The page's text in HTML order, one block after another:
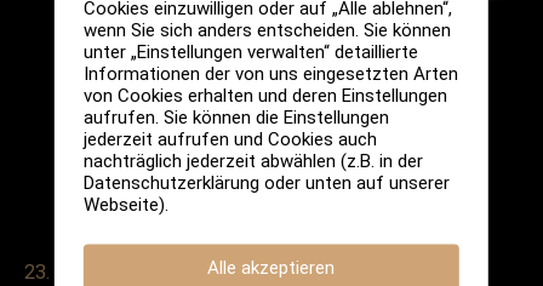
23. Februar 2022
Cookies einzuwilligen oder auf „Alle ablehnen“,
wenn Sie sich anders entscheiden. Sie können
unter „Einstellungen verwalten“ detaillierte
Informationen der von uns eingesetzten Arten
von Cookies erhalten und deren Einstellungen
aufrufen. Sie können die Einstellungen
jederzeit aufrufen und Cookies auch
nachträglich jederzeit abwählen (z.B. in der
Datenschutzerklärung oder unten auf unserer
Webseite).
Alle akzeptieren